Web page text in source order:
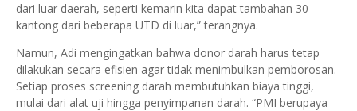
dari luar daerah, seperti kemarin kita dapat tambahan 30
kantong dari beberapa UTD di luar,” terangnya.
Namun, Adi mengingatkan bahwa donor darah harus tetap
dilakukan secara efisien agar tidak menimbulkan pemborosan.
Setiap proses screening darah membutuhkan biaya tinggi,
mulai dari alat uji hingga penyimpanan darah. “PMI berupaya